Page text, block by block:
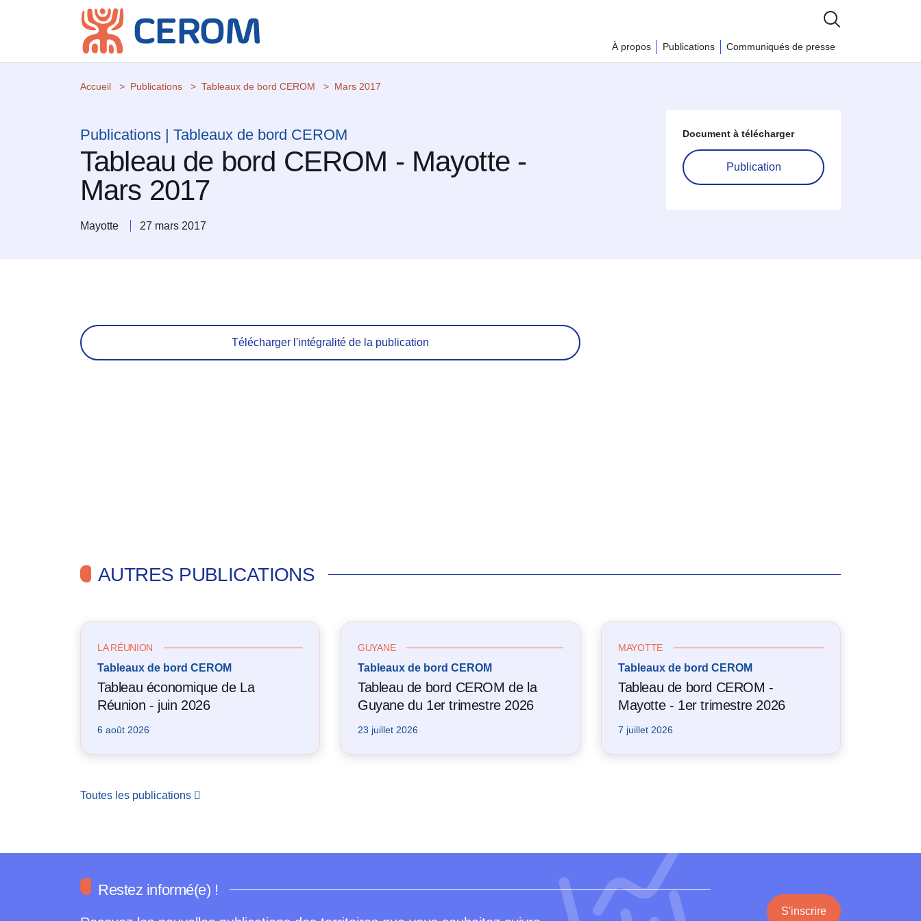
À propos Publications Communiqués de presse
Accueil Publications Tableaux de bord CEROM Mars 2017
Publications | Tableaux de bord CEROM
Tableau de bord CEROM - Mayotte -
Mars 2017
Mayotte 27 mars 2017
Document à télécharger
Publication
Télécharger l'intégralité de la publication
AUTRES PUBLICATIONS
LA RÉUNION
Tableaux de bord CEROM
Tableau économique de La
Réunion - juin 2026
6 août 2026
GUYANE
Tableaux de bord CEROM
Tableau de bord CEROM de la
Guyane du 1er trimestre 2026
23 juillet 2026
MAYOTTE
Tableaux de bord CEROM
Tableau de bord CEROM -
Mayotte - 1er trimestre 2026
7 juillet 2026
Toutes les publications
Restez informé(e) !
S'inscrire